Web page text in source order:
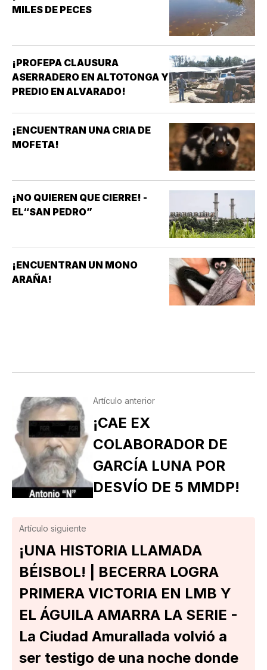
MILES DE PECES
¡PROFEPA CLAUSURA
ASERRADERO EN ALTOTONGA Y
PREDIO EN ALVARADO!
¡ENCUENTRAN UNA CRIA DE
MOFETA!
¡NO QUIEREN QUE CIERRE! -
EL“SAN PEDRO”
¡ENCUENTRAN UN MONO
ARAÑA!
Artículo anterior
¡CAE EX
COLABORADOR DE
GARCÍA LUNA POR
DESVÍO DE 5 MMDP!
Artículo siguiente
¡UNA HISTORIA LLAMADA
BÉISBOL! | BECERRA LOGRA
PRIMERA VICTORIA EN LMB Y
EL ÁGUILA AMARRA LA SERIE -
La Ciudad Amurallada volvió a
ser testigo de una noche donde